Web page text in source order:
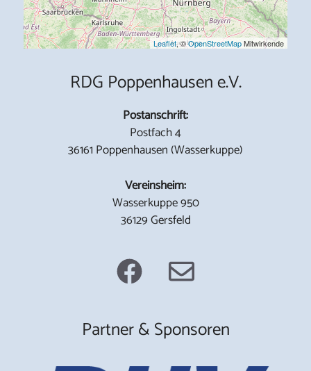
Leaflet, ©OpenStreetMapMitwirkende
RDG Poppenhausen e.V.
Postanschrift:
Postfach 4
36161 Poppenhausen (Wasserkuppe)
Vereinsheim:
Wasserkuppe 950
36129 Gersfeld
Partner & Sponsoren